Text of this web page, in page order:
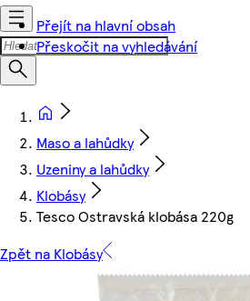
Přejít na hlavní obsah
Přeskočit na vyhledávání
Maso a lahůdky
Uzeniny a lahůdky
Klobásy
Tesco Ostravská klobása 220g
Zpět na Klobásy